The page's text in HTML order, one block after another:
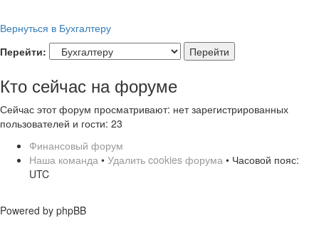
Вернуться в Бухгалтеру
Перейти:
Кто сейчас на форуме
Сейчас этот форум просматривают: нет зарегистрированных
пользователей и гости: 23
Финансовый форум
Наша команда • Удалить cookies форума • Часовой пояс:
UTC
Powered by phpBB